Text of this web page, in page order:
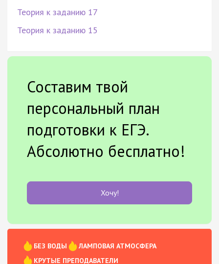
Теория к заданию 17
Теория к заданию 15
Составим твой
персональный план
подготовки к ЕГЭ.
Абсолютно бесплатно!
Хочу!
БЕЗ ВОДЫ
ЛАМПОВАЯ АТМОСФЕРА
КРУТЫЕ ПРЕПОДАВАТЕЛИ